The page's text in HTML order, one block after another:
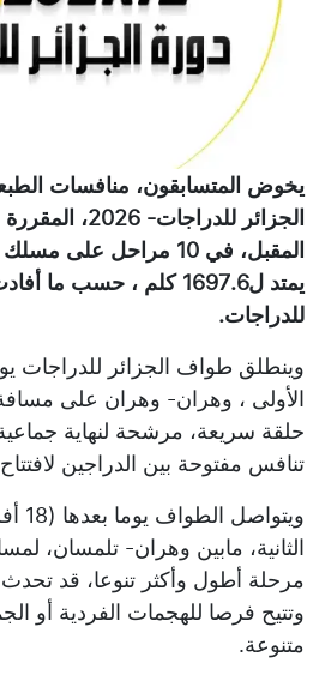
المقبل، في 10 مراحل
يمتد ل1697.6 كلم ، حسب ما
للدراجات.
حلقة سريعة، مرشحة لنهاية
تنافس مفتوحة بين الدراجين لافتتاح
مرحلة أطول وأكثر تنوعا، قد
وتتيح فرصا للهجمات الفردية أو
متنوعة.